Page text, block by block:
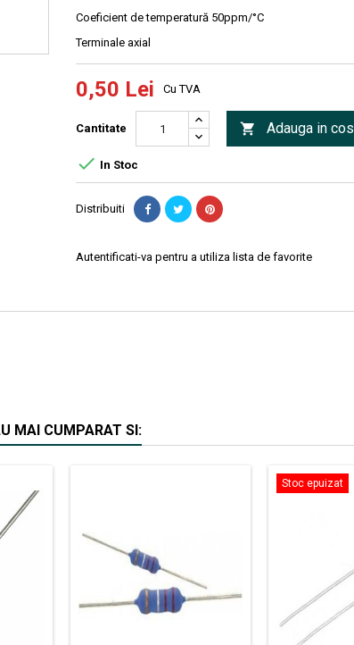
Coeficient de temperatură 50ppm/°C
Terminale axial
0,50 Lei Cu TVA
Cantitate  Adauga in cos
 In Stoc
Distribuiti
Autentificati-va pentru a utiliza lista de favorite
MAI CUMPARAT SI:
Stoc epuizat